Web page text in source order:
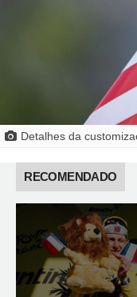
Detalhes da
RECOMENDADO